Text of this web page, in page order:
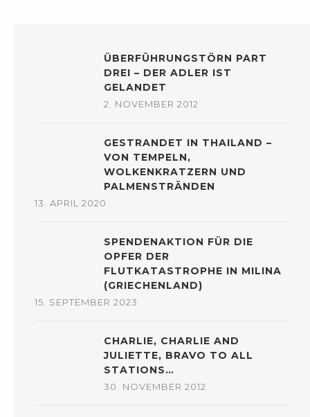
ÜBERFÜHRUNGSTÖRN PART
DREI – DER ADLER IST
GELANDET
2. NOVEMBER 2012
GESTRANDET IN THAILAND –
VON TEMPELN,
WOLKENKRATZERN UND
PALMENSTRÄNDEN
13. APRIL 2020
SPENDENAKTION FÜR DIE
OPFER DER
FLUTKATASTROPHE IN MILINA
(GRIECHENLAND)
15. SEPTEMBER 2023
CHARLIE, CHARLIE AND
JULIETTE, BRAVO TO ALL
STATIONS…
30. NOVEMBER 2012